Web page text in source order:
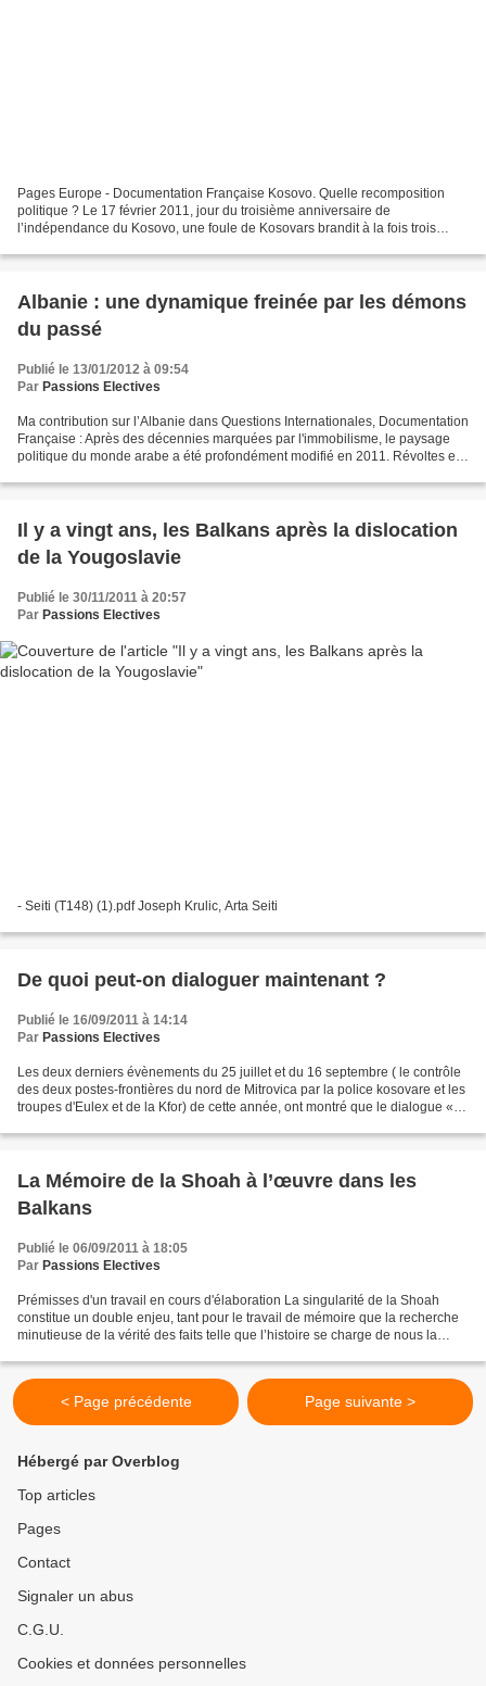
Pages Europe - Documentation Française Kosovo. Quelle recomposition
politique ? Le 17 février 2011, jour du troisième anniversaire de
l’indépendance du Kosovo, une foule de Kosovars brandit à la fois trois
Albanie : une dynamique freinée par les démons
du passé
Publié le 13/01/2012 à 09:54
Par Passions Electives
Ma contribution sur l’Albanie dans Questions Internationales, Documentation
Française : Après des décennies marquées par l'immobilisme, le paysage
politique du monde arabe a été profondément modifié en 2011. Révoltes et
Il y a vingt ans, les Balkans après la dislocation
de la Yougoslavie
Publié le 30/11/2011 à 20:57
Par Passions Electives
- Seiti (T148) (1).pdf Joseph Krulic, Arta Seiti
De quoi peut-on dialoguer maintenant ?
Publié le 16/09/2011 à 14:14
Par Passions Electives
Les deux derniers évènements du 25 juillet et du 16 septembre ( le contrôle
des deux postes-frontières du nord de Mitrovica par la police kosovare et les
troupes d'Eulex et de la Kfor) de cette année, ont montré que le dialogue «
La Mémoire de la Shoah à l’œuvre dans les
Balkans
Publié le 06/09/2011 à 18:05
Par Passions Electives
Prémisses d'un travail en cours d'élaboration La singularité de la Shoah
constitue un double enjeu, tant pour le travail de mémoire que la recherche
minutieuse de la vérité des faits telle que l’histoire se charge de nous la
< Page précédente Page suivante >
Hébergé par Overblog
Top articles
Pages
Contact
Signaler un abus
C.G.U.
Cookies et données personnelles